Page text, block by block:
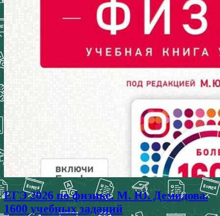
ЕГЭ 2026 по физике. М. Ю. Демидова.
1600 учебных заданий